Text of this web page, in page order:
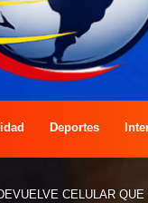
Deportes
CELULAR